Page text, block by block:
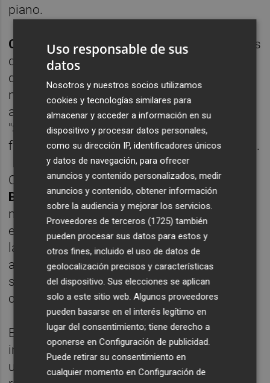
piano.
Chanel, número cuatro. Una de las sorpresas
de este Benidorm Fest, que se ganó el título
de favorita tras su potente actuación del
miércoles. Baile, cante y acrobacias han
acompañado a la cantante con su canción
"SloMo" este sábado, cuando ha sido la
favorita del jurado, que le ha dado 51 puntos.
Otra de las grandes favoritas,Rigoberta
Bandini,ha presentado un homenaje a la
maternidad y el cuerpo de la mujer en el
escenario. Ha habido teta gigante y teta en
las pantallas, además de una coreografía
animada con la que el público del Palau l'Illa
se ha volcado. "Ay mamá" es el nombre de la
canción.
En el sexto puesto ha actuado Xeinn, que ha
iniciado su actuación de "Eco" encerrado en
una tela circular. Desde ahí, los visuales han
Uso responsable de sus
datos
Nosotros y nuestros socios utilizamos
cookies y tecnologías similares para
almacenar y acceder a información en su
dispositivo y procesar datos personales,
como su dirección IP, identificadores únicos
y datos de navegación, para ofrecer
anuncios y contenido personalizados, medir
anuncios y contenido, obtener información
sobre la audiencia y mejorar los servicios.
Proveedores de terceros (1725) también
pueden procesar sus datos para estos y
otros fines, incluido el uso de datos de
geolocalización precisos y características
del dispositivo. Sus elecciones se aplican
solo a este sitio web. Algunos proveedores
pueden basarse en el interés legítimo en
lugar del consentimiento; tiene derecho a
oponerse enConfiguración de publicidad.
Puede retirar su consentimiento en
cualquier momento enConfiguración de